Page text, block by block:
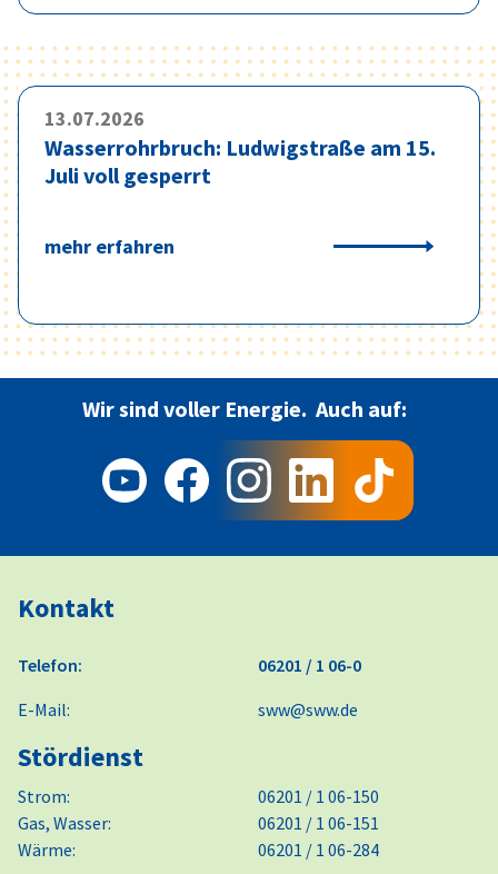
von dem Mietenden zu tragen sind.
Wichtig: In der Heizkostenabrechnung
müssen die individuellen CO -Kostenanteile
noch verbrauchsabhängig verteilt werden.
13.07.2026
Wasserrohrbruch: Ludwigstraße am 15.
Juli voll gesperrt
mehr erfahren
Wir sind voller Energie. Auch auf:
Kontakt
Telefon:
06201 / 1 06-0
E-Mail:
sww@sww.de
Stördienst
Strom:
06201 / 1 06-150
Gas, Wasser:
06201 / 1 06-151
Wärme:
06201 / 1 06-284